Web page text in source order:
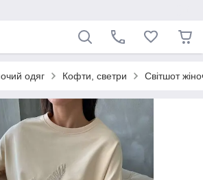
одяг Кофти, светри Світшот